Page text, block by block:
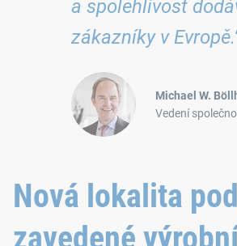
a spolehlivost
zákazníky v
Michael W.
Vedení
Nová lokalita